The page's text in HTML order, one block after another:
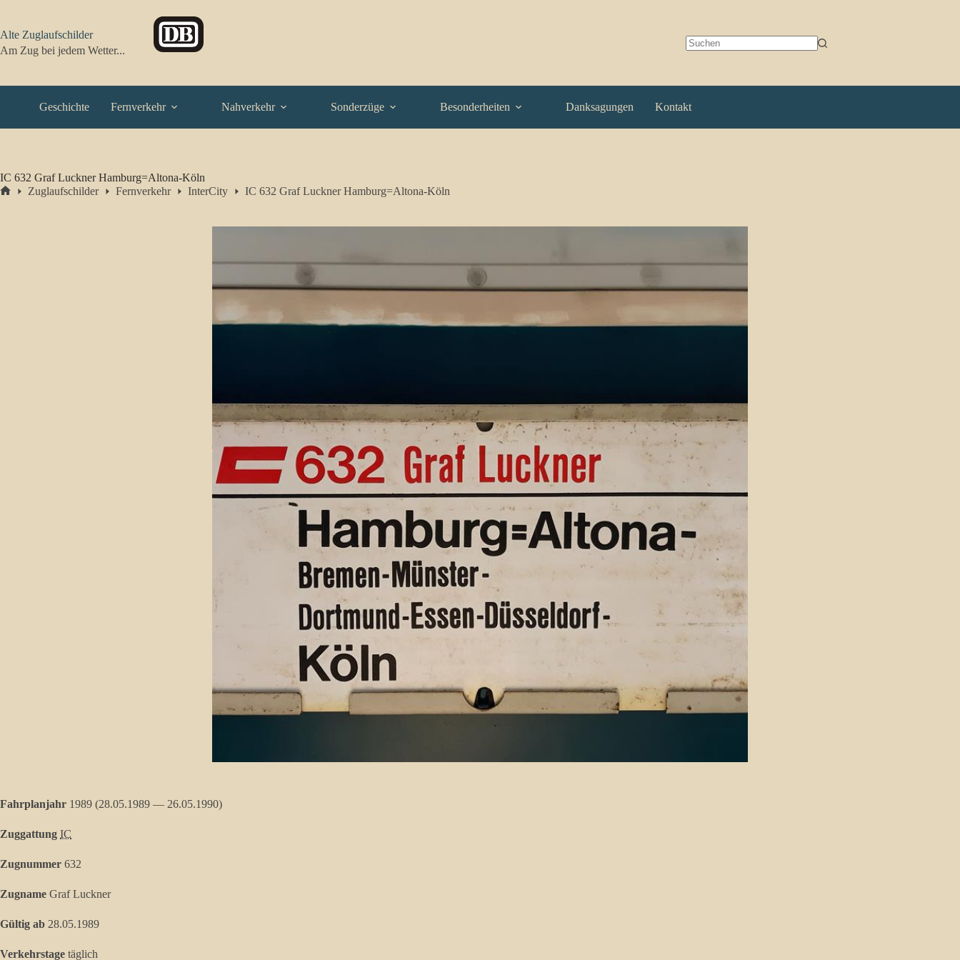
springen
Alte Zuglaufschilder
Am Zug bei jedem Wetter...
Geschichte Fernverkehr Nahverkehr Sonderzüge Besonderheiten Danksagungen Kontakt
IC 632 Graf Luckner Hamburg=Altona-Köln
Zuglaufschilder Fernverkehr InterCity IC 632 Graf Luckner Hamburg=Altona-Köln
Fahrplanjahr 1989 (28.05.1989 — 26.05.1990)
Zuggattung IC
Zugnummer 632
Zugname Graf Luckner
Gültig ab 28.05.1989
Verkehrstage täglich